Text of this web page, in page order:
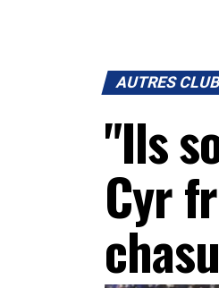
AUTRES
"Ils
Cyr